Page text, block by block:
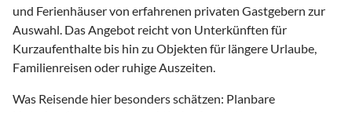
und Ferienhäuser von erfahrenen privaten Gastgebern zur
Auswahl. Das Angebot reicht von Unterkünften für
Kurzaufenthalte bis hin zu Objekten für längere Urlaube,
Familienreisen oder ruhige Auszeiten.
Was Reisende hier besonders schätzen: Planbare